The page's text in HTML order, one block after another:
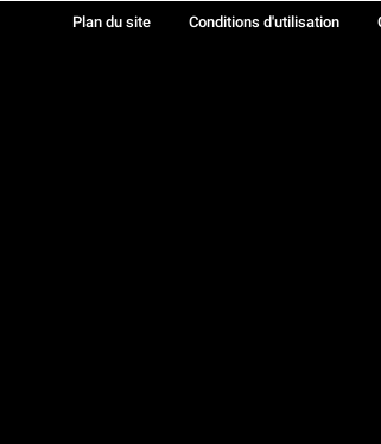
Plan du site Conditions d'utilisation